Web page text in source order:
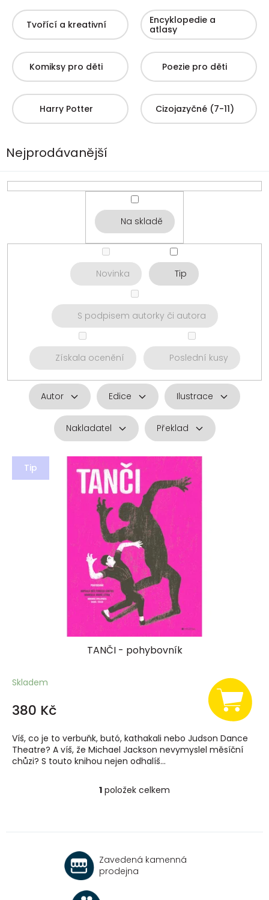
Tvořící a kreativní
Encyklopedie a
atlasy
Komiksy pro děti Poezie pro děti
Harry Potter Cizojazyčné (7-11)
Nejprodávanější
Na skladě
Novinka Tip
S podpisem autorky či autora
Získala ocenění Poslední kusy
Autor Edice Ilustrace
Nakladatel Překlad
V
p
Tip
TANČI - pohybovník
Skladem
380 Kč
Víš, co je to verbuňk, butó, kathakali nebo Judson Dance
Theatre? A víš, že Michael Jackson nevymyslel měsíční
chůzi? S touto knihou nejen odhalíš...
O
c
í
1 položek celkem
Zavedená kamenná
prodejna